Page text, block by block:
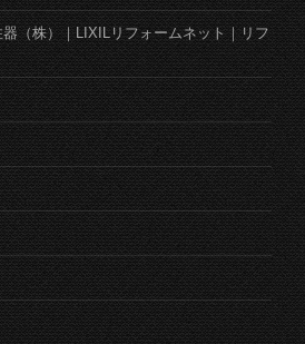
（株）｜LIXILリフォームネット｜リフ